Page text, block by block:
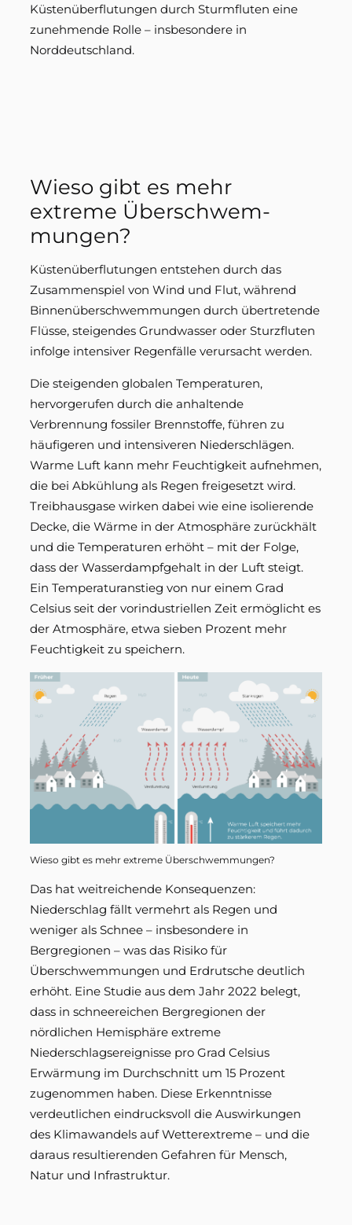
Küstenüberflutungen durch Sturmfluten eine
zunehmende Rolle – insbesondere in
Norddeutschland.
Wieso gibt es mehr
extreme Über­schwem­
mungen?
Küstenüberflutungen entstehen durch das
Zusammenspiel von Wind und Flut, während
Binnenüberschwemmungen durch übertretende
Flüsse, steigendes Grundwasser oder Sturzfluten
infolge intensiver Regenfälle verursacht werden.
Die steigenden globalen Temperaturen,
hervorgerufen durch die anhaltende
Verbrennung fossiler Brennstoffe, führen zu
häufigeren und intensiveren Niederschlägen.
Warme Luft kann mehr Feuchtigkeit aufnehmen,
die bei Abkühlung als Regen freigesetzt wird.
Treibhausgase wirken dabei wie eine isolierende
Decke, die Wärme in der Atmosphäre zurückhält
und die Temperaturen erhöht – mit der Folge,
dass der Wasserdampfgehalt in der Luft steigt.
Ein Temperaturanstieg von nur einem Grad
Celsius seit der vorindustriellen Zeit ermöglicht es
der Atmosphäre, etwa sieben Prozent mehr
Feuchtigkeit zu speichern.
Wieso gibt es mehr extreme Über­schwem­mungen?
Das hat weitreichende Konsequenzen:
Niederschlag fällt vermehrt als Regen und
weniger als Schnee – insbesondere in
Bergregionen – was das Risiko für
Überschwemmungen und Erdrutsche deutlich
erhöht. Eine Studie aus dem Jahr 2022 belegt,
dass in schneereichen Bergregionen der
nördlichen Hemisphäre extreme
Niederschlagsereignisse pro Grad Celsius
Erwärmung im Durchschnitt um 15 Prozent
zugenommen haben. Diese Erkenntnisse
verdeutlichen eindrucksvoll die Auswirkungen
des Klimawandels auf Wetterextreme – und die
daraus resultierenden Gefahren für Mensch,
Natur und Infrastruktur.